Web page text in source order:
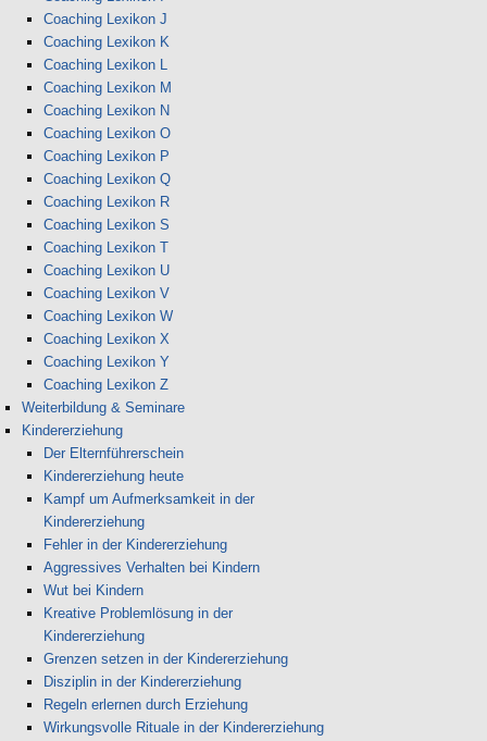
Coaching Lexikon J
Coaching Lexikon K
Coaching Lexikon L
Coaching Lexikon M
Coaching Lexikon N
Coaching Lexikon O
Coaching Lexikon P
Coaching Lexikon Q
Coaching Lexikon R
Coaching Lexikon S
Coaching Lexikon T
Coaching Lexikon U
Coaching Lexikon V
Coaching Lexikon W
Coaching Lexikon X
Coaching Lexikon Y
Coaching Lexikon Z
Weiterbildung & Seminare
Kindererziehung
Der Elternführerschein
Kindererziehung heute
Kampf um Aufmerksamkeit in der
Kindererziehung
Fehler in der Kindererziehung
Aggressives Verhalten bei Kindern
Wut bei Kindern
Kreative Problemlösung in der
Kindererziehung
Grenzen setzen in der Kindererziehung
Disziplin in der Kindererziehung
Regeln erlernen durch Erziehung
Wirkungsvolle Rituale in der Kindererziehung